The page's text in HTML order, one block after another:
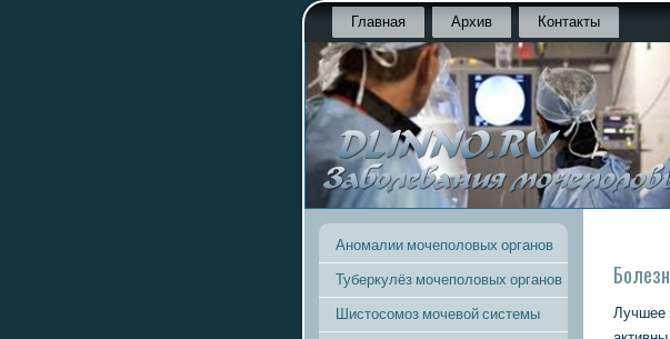
Главная Архив Контакты
Аномалии мочеполовых органов
Туберкулёз мочеполовых органов
Шистосомоз мочевой системы
Лучшее